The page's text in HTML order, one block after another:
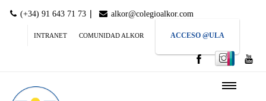
(+34) 91 643 71 73 | alkor@colegioalkor.com
INTRANET COMUNIDAD ALKOR ACCESO @ULA